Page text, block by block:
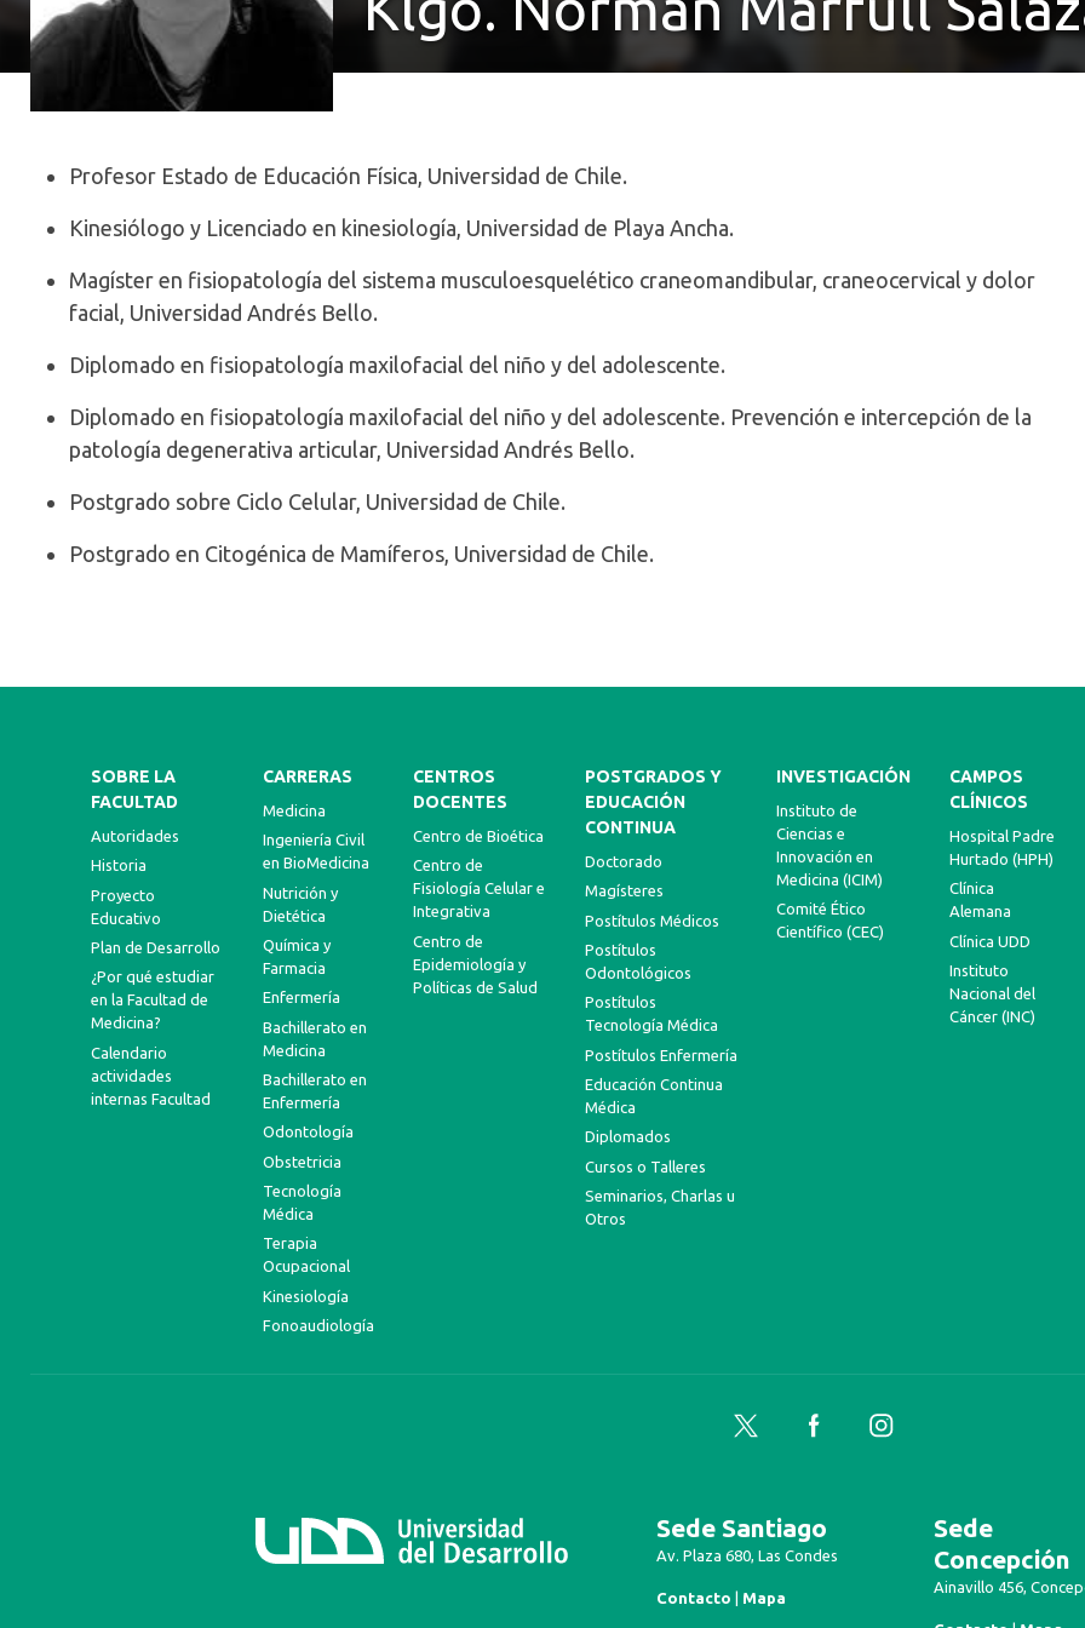
Fonoaudiología
Profesor Estado de Educación Física, Universidad de Chile.
Kinesiólogo y Licenciado en kinesiología, Universidad de Playa Ancha.
Magíster en fisiopatología del sistema musculoesquelético craneomandibular, craneocervical y dolor
facial, Universidad Andrés Bello.
Diplomado en fisiopatología maxilofacial del niño y del adolescente.
Diplomado en fisiopatología maxilofacial del niño y del adolescente. Prevención e intercepción de la
patología degenerativa articular, Universidad Andrés Bello.
Postgrado sobre Ciclo Celular, Universidad de Chile.
Postgrado en Citogénica de Mamíferos, Universidad de Chile.
SOBRE LA
FACULTAD
Autoridades
Historia
Proyecto
Educativo
Plan de Desarrollo
¿Por qué estudiar
en la Facultad de
Medicina?
Calendario
actividades
internas Facultad
CARRERAS
Medicina
Ingeniería Civil
en BioMedicina
Nutrición y
Dietética
Química y
Farmacia
Enfermería
Bachillerato en
Medicina
Bachillerato en
Enfermería
Odontología
Obstetricia
Tecnología
Médica
Terapia
Ocupacional
Kinesiología
Fonoaudiología
CENTROS
DOCENTES
Centro de Bioética
Centro de
Fisiología Celular e
Integrativa
Centro de
Epidemiología y
Políticas de Salud
POSTGRADOS Y
EDUCACIÓN
CONTINUA
Doctorado
Magísteres
Postítulos Médicos
Postítulos
Odontológicos
Postítulos
Tecnología Médica
Postítulos Enfermería
Educación Continua
Médica
Diplomados
Cursos o Talleres
Seminarios, Charlas u
Otros
INVESTIGACIÓN
Instituto de
Ciencias e
Innovación en
Medicina (ICIM)
Comité Ético
Científico (CEC)
CAMPOS
CLÍNICOS
Hospital Padre
Hurtado (HPH)
Clínica
Alemana
Clínica UDD
Instituto
Nacional del
Cáncer (INC)
Twitter FacebookInstagram
Sede Santiago
Av. Plaza 680, Las Condes
Contacto Mapa
Sede
Concepción
Ainavillo 456,